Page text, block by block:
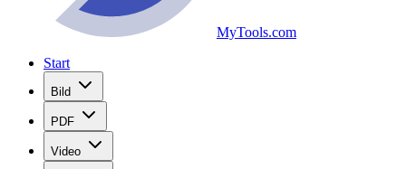
MyTools.com
Start
Bild
PDF
Video